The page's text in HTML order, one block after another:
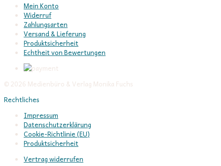
Mein Konto
Widerruf
Zahlungsarten
Versand & Lieferung
Produktsicherheit
Echtheit von Bewertungen
© 2026 Medienbüro & Verlag Monika Fuchs
Rechtliches
Impressum
Datenschutzerklärung
Cookie-Richtlinie (EU)
Produktsicherheit
Vertrag widerrufen